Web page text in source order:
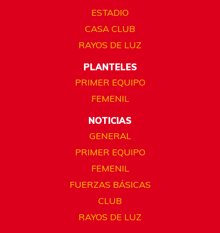
ESTADIO
CASA CLUB
RAYOS DE LUZ
PLANTELES
PRIMER EQUIPO
FEMENIL
NOTICIAS
GENERAL
PRIMER EQUIPO
FEMENIL
FUERZAS BÁSICAS
CLUB
RAYOS DE LUZ